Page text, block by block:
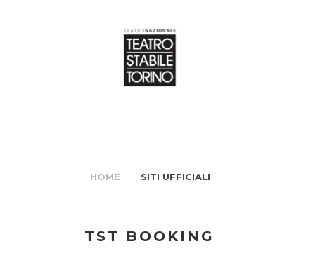
HOME SITI UFFICIALI
TST BOOKING